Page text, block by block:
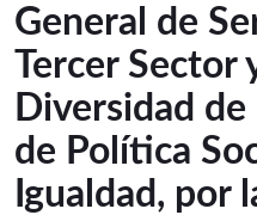
General de
Tercer Sector
Diversidad
de Política
Igualdad, por